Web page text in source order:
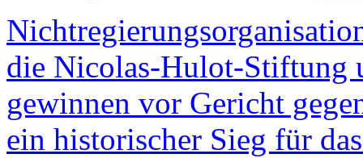
die Nicolas-Hulot-Stiftung
gewinnen vor Gericht
ein historischer Sieg für